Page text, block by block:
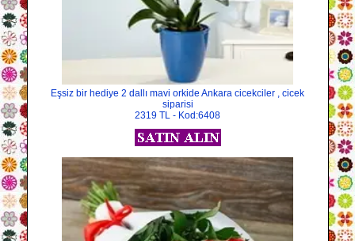
Eşsiz bir hediye 2 dallı mavi orkide Ankara cicekciler , cicek
siparisi
2319 TL - Kod:6408